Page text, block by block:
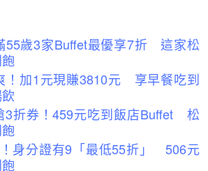
55歲3家Buffet最優享7折 這家松
！加1元現賺3810元 享早餐吃到
3折券！459元吃到飯店Buffet 松
身分證有9「最低55折」 506元